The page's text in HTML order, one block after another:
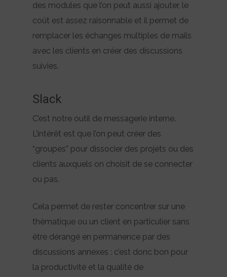
des modules que l’on peut aussi ajouter, le
coût est assez raisonnable et il permet de
remplacer les échanges multiples de mails
avec les clients en créer des discussions
suivies.
Slack
C’est notre outil de messagerie interne.
L’intérêt est que l’on peut créer des
“groupes” pour dissocier des projets ou des
clients auxquels on choisit de se connecter
ou pas.
Cela permet de rester concentrer sur une
thématique ou un client en particulier sans
être dérangé en permanence par des
discussions annexes : c’est donc bon pour
la productivité et la qualité de